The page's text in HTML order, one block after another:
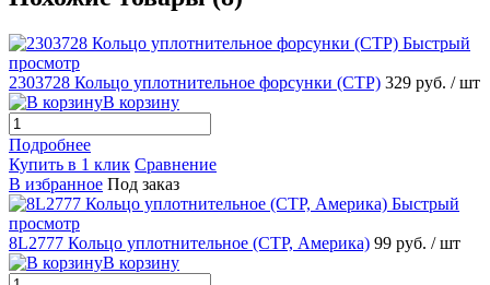
Быстрый
просмотр
2303728 Кольцо уплотнительное форсунки (CTP) 329 руб. / шт
В корзину
Подробнее
Купить в 1 клик Сравнение
В избранное Под заказ
Быстрый
просмотр
8L2777 Кольцо уплотнительное (CTP, Америка) 99 руб. / шт
В корзину